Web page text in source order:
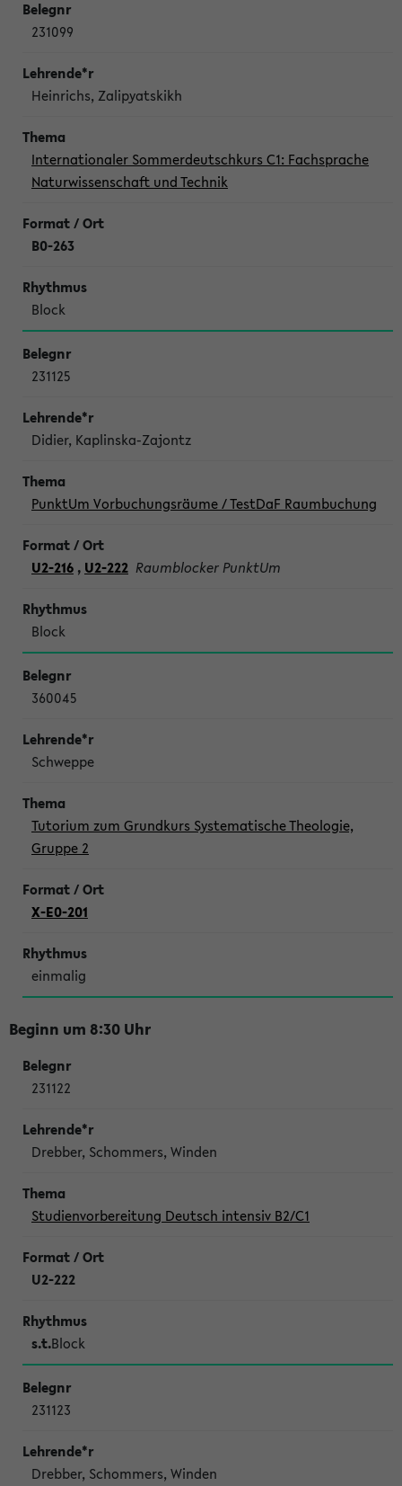
231099
Heinrichs, Zalipyatskikh
Internationaler Sommerdeutschkurs C1: Fachsprache
Naturwissenschaft und Technik
B0-263
Block
231125
Didier, Kaplinska-Zajontz
PunktUm Vorbuchungsräume / TestDaF Raumbuchung
U2-216 , U2-222 Raumblocker PunktUm
Block
360045
Schweppe
Tutorium zum Grundkurs Systematische Theologie,
Gruppe 2
X-E0-201
einmalig
Beginn um 8:30 Uhr
231122
Drebber, Schommers, Winden
Studienvorbereitung Deutsch intensiv B2/C1
U2-222
s.t.Block
231123
Drebber, Schommers, Winden